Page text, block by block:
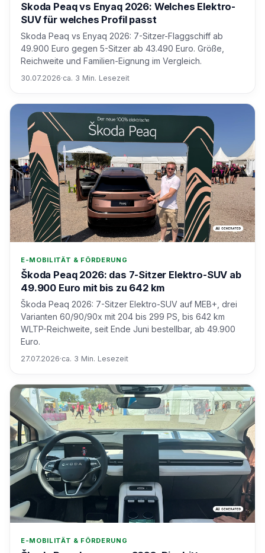
Skoda Peaq vs Enyaq 2026: Welches Elektro-
SUV für welches Profil passt
Skoda Peaq vs Enyaq 2026: 7-Sitzer-Flaggschiff ab
49.900 Euro gegen 5-Sitzer ab 43.490 Euro. Größe,
Reichweite und Familien-Eignung im Vergleich.
30.07.2026·ca. 3 Min. Lesezeit
E-MOBILITÄT & FÖRDERUNG
Škoda Peaq 2026: das 7-Sitzer Elektro-SUV ab
49.900 Euro mit bis zu 642 km
Škoda Peaq 2026: 7-Sitzer Elektro-SUV auf MEB+, drei
Varianten 60/90/90x mit 204 bis 299 PS, bis 642 km
WLTP-Reichweite, seit Ende Juni bestellbar, ab 49.900
Euro.
27.07.2026·ca. 3 Min. Lesezeit
E-MOBILITÄT & FÖRDERUNG